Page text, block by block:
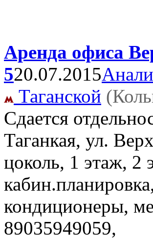
Аренда офиса
520.07.2015
Таганской
Сдается
Таганкая, ул.
цоколь, 1 этаж, 2
кондиционеры,
89035949059,